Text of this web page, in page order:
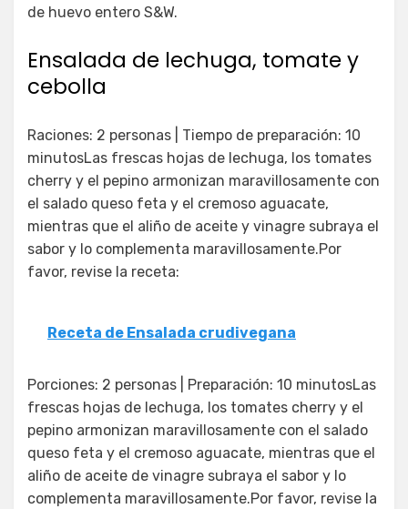
de huevo entero S&W.
Ensalada de lechuga, tomate y
cebolla
Raciones: 2 personas | Tiempo de preparación: 10
minutosLas frescas hojas de lechuga, los tomates
cherry y el pepino armonizan maravillosamente con
el salado queso feta y el cremoso aguacate,
mientras que el aliño de aceite y vinagre subraya el
sabor y lo complementa maravillosamente.Por
favor, revise la receta:
Receta de Ensalada crudivegana
Porciones: 2 personas | Preparación: 10 minutosLas
frescas hojas de lechuga, los tomates cherry y el
pepino armonizan maravillosamente con el salado
queso feta y el cremoso aguacate, mientras que el
aliño de aceite de vinagre subraya el sabor y lo
complementa maravillosamente.Por favor, revise la